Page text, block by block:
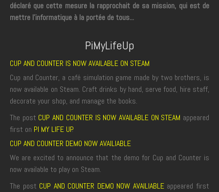
déclaré que cette mesure la rapprochait de sa mission, qui est de
mettre l'informatique à la portée de tous...
PiMyLifeUp
CUP AND COUNTER IS NOW AVAILABLE ON STEAM
Cup and Counter, a café simulation game made by two brothers, is
now available on Steam. Craft drinks by hand, serve food, hire staff,
decorate your shop, and manage the books.
The post CUP AND COUNTER IS NOW AVAILABLE ON STEAM appeared
first on PI MY LIFE UP.
CUP AND COUNTER DEMO NOW AVAILIABLE
We are excited to announce that the demo for Cup and Counter is
now available to play on Steam.
The post CUP AND COUNTER DEMO NOW AVAILIABLEappeared first